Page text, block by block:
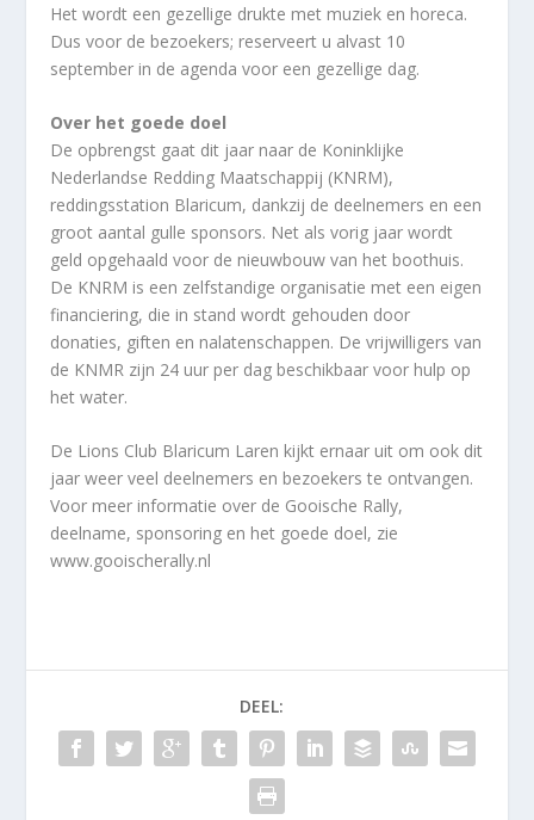
Het wordt een gezellige drukte met muziek en horeca.
Dus voor de bezoekers; reserveert u alvast 10
september in de agenda voor een gezellige dag.
Over het goede doel
De opbrengst gaat dit jaar naar de Koninklijke
Nederlandse Redding Maatschappij (KNRM),
reddingsstation Blaricum, dankzij de deelnemers en een
groot aantal gulle sponsors. Net als vorig jaar wordt
geld opgehaald voor de nieuwbouw van het boothuis.
De KNRM is een zelfstandige organisatie met een eigen
financiering, die in stand wordt gehouden door
donaties, giften en nalatenschappen. De vrijwilligers van
de KNMR zijn 24 uur per dag beschikbaar voor hulp op
het water.
De Lions Club Blaricum Laren kijkt ernaar uit om ook dit
jaar weer veel deelnemers en bezoekers te ontvangen.
Voor meer informatie over de Gooische Rally,
deelname, sponsoring en het goede doel, zie
www.gooischerally.nl
DEEL: